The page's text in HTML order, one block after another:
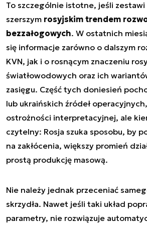
To szczególnie istotne, jeśli zestawi
szerszym rosyjskim trendem
bezzałogowych. W ostatnich
się informacje zarówno o dalszym
KVN, jak i o rosnącym znaczeniu
światłowodowych oraz ich
zasięgu. Część tych doniesień
lub ukraińskich źródeł
ostrożności interpretacyjnej, ale
czytelny: Rosja szuka sposobu, by
na zakłócenia, większy promień
prostą produkcję masową.
Nie należy jednak przeceniać
skrzydła. Nawet jeśli taki układ
parametry, nie rozwiązuje